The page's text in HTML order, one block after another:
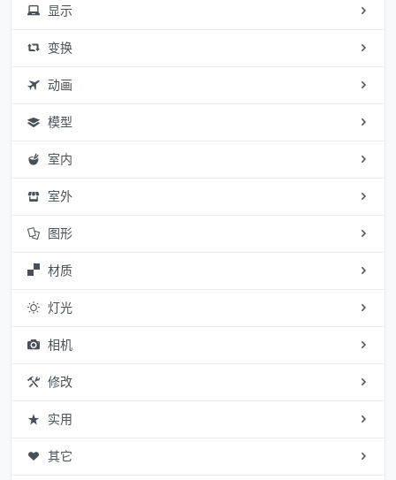
显示
变换
动画
模型
室内
室外
图形
材质
灯光
相机
修改
实用
其它